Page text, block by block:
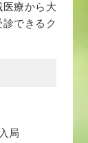
療から大
できるク
局